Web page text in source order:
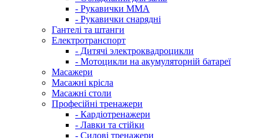
- Рукавички ММА
- Рукавички снарядні
Гантелі та штанги
Електротранспорт
- Дитячі электроквадроцикли
- Мотоцикли на акумуляторній батареї
Масажери
Масажні крісла
Масажні столи
Професійні тренажери
- Кардіотренажери
- Лавки та стійки
- Силові тренажери